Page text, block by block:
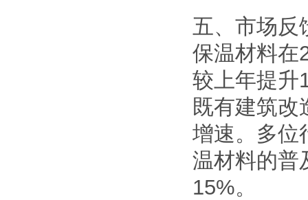
五、市场反
保温材料在
较上年提升
既有建筑
增速。多位
温材料的普
15%。